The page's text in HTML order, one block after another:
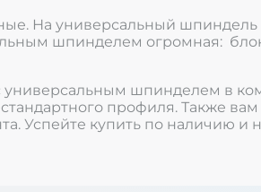
На универсальный
шпинделем огромная:
универсальным шпинделем в
профиля. Также
Успейте купить по наличию и